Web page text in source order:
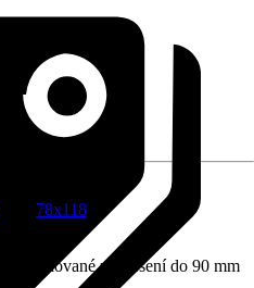
78x118
Profilované zastřešení do 90 mm